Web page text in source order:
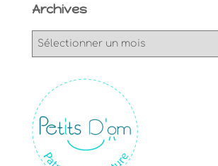
Archives
v
e
s